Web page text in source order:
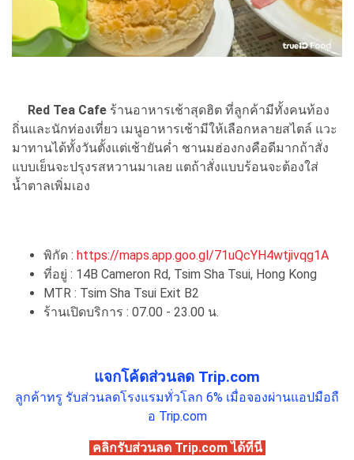
Red Tea Cafe ร้านอาหารเช้าสุดฮิต ที่ลูกค้ามีทั้งคนท้อง
ถิ่นและนักท่องเที่ยว เมนูอาหารเช้ามีให้เลือกหลายสไตล์ แวะ
มาทานได้ทั้งวันตั้งแต่เช้ายันค่ำ ชานมฮ่องกงคือดีมากถ้าสั่ง
แบบเย็นจะปรุงรสหวานมาเลย แตถ้าสั่งแบบร้อนจะต้องใส่
น้ำตาลเพิ่มเอง
พิกัด : https://maps.app.goo.gl/71uQcYH4wtjivqg1A
ที่อยู่ : 14B Cameron Rd, Tsim Sha Tsui, Hong Kong
MTR : Tsim Sha Tsui Exit B2
ร้านเปิดบริการ : 07.00 - 23.00 น.
แจกโค้ดส่วนลด Trip.com
ลูกค้าทรู รับส่วนลดโรงแรมทั่วโลก 6% เมื่อจองผ่านแอปมือถื
อ Trip.com
คลิกรับส่วนลด Trip.com ได้ที่นี่